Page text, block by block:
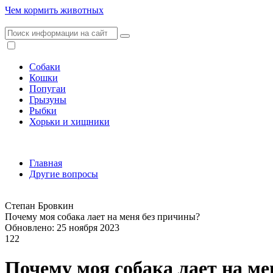
Чем кормить животных
Собаки
Кошки
Попугаи
Грызуны
Рыбки
Хорьки и хищники
Главная
Другие вопросы
Степан Бровкин
Почему моя собака лает на меня без причины?
Обновлено: 25 ноября 2023
122
Почему моя собака лает на